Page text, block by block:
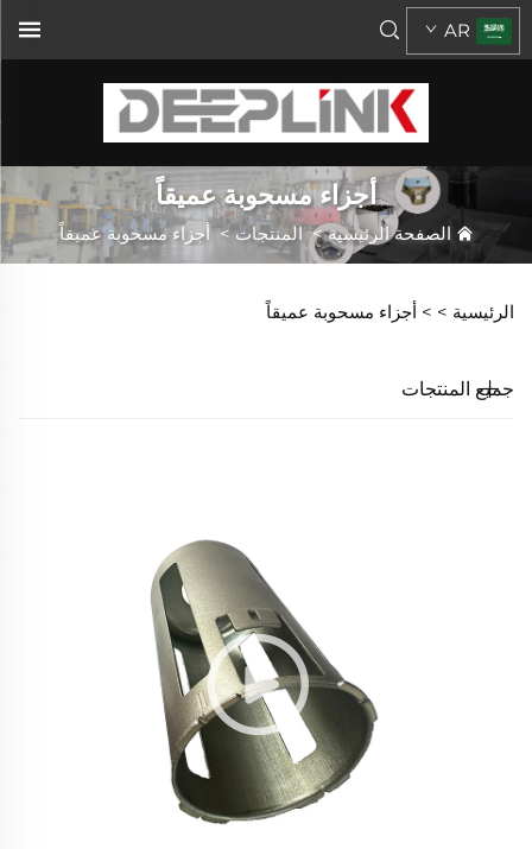
AR
أجزاء مسحوبة عميقاً
الصفحة الرئيسية>المنتجات>أجزاء مسحوبة عميقاً
الرئيسية > > أجزاء مسحوبة عميقاً
جميع المنتجات